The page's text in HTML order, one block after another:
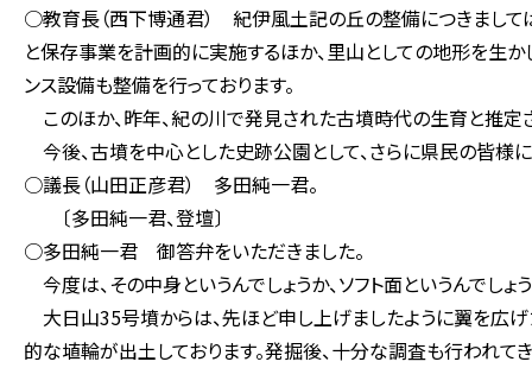
○教育長（西下博通君） 紀伊風土記の丘の整備につきまして
と保存事業を計画的に実施するほか、里山としての地形を生
ンス設備も整備を行っております。
このほか、昨年、紀の川で発見された古墳時代の生育と推定
今後、古墳を中心とした史跡公園として、さらに県民の皆様
○議長（山田正彦君） 多田純一君。
〔多田純一君、登壇〕
○多田純一君 御答弁をいただきました。
今度は、その中身というんでしょうか、ソフト面というんでし
大日山35号墳からは、先ほど申し上げましたように翼を広
的な埴輪が出土しております。発掘後、十分な調査も行われ